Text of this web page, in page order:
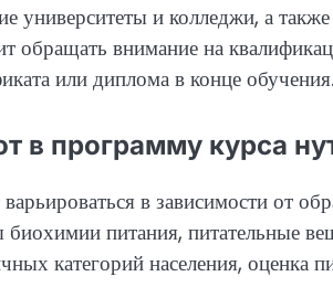
университеты и колледжи, а
внимание на
или диплома в конце обучения.
в программу курса
в зависимости от
питания, питательные
категорий населения, оценка